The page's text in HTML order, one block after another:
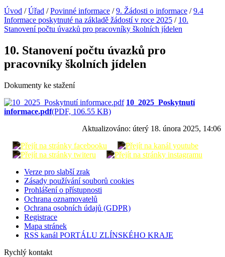
Úvod /Úřad /Povinné informace /9. Žádosti o informace /9.4
Informace poskytnuté na základě žádostí v roce 2025 / 10.
Stanovení počtu úvazků pro pracovníky školních jídelen
10. Stanovení počtu úvazků pro
pracovníky školních jídelen
Dokumenty ke stažení
10_2025_Poskytnutí
informace.pdf(PDF, 106.55 KB)
Aktualizováno: úterý 18. února 2025, 14:06
Verze pro slabší zrak
Zásady používání souborů cookies
Prohlášení o přístupnosti
Ochrana oznamovatelů
Ochrana osobních údajů (GDPR)
Registrace
Mapa stránek
RSS kanál PORTÁLU ZLÍNSKÉHO KRAJE
Rychlý kontakt